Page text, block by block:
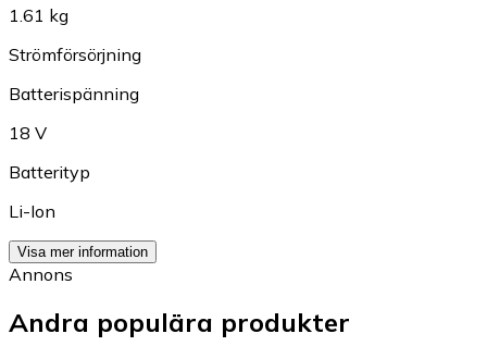
1.61 kg
Strömförsörjning
Batterispänning
18 V
Batterityp
Li-Ion
Visa mer information
Annons
Andra populära produkter